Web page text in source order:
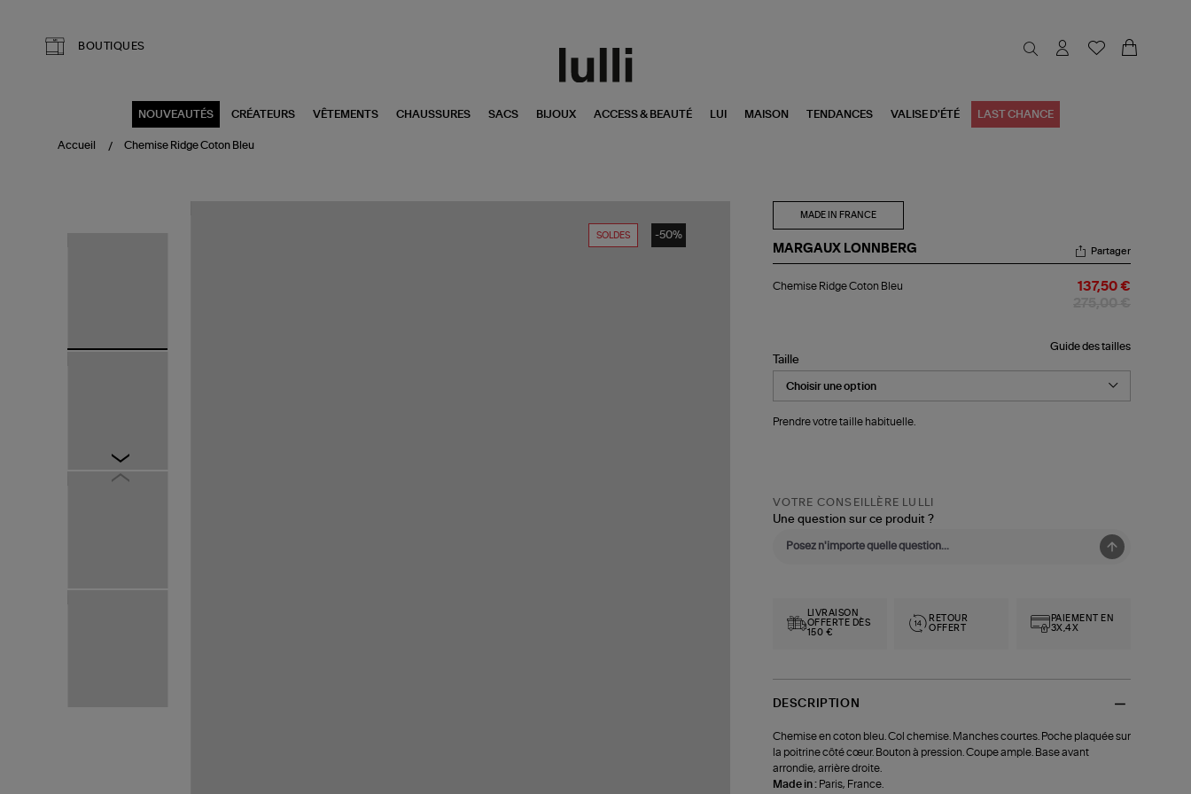
BOUTIQUES
NOUVEAUTÉS CRÉATEURS VÊTEMENTS CHAUSSURES SACS BIJOUX ACCESS & BEAUTÉ LUI MAISON TENDANCES VALISE D'ÉTÉ LAST CHANCE
Accueil Chemise Ridge Coton Bleu
SOLDES -50%
MADE IN FRANCE
MARGAUX LONNBERG
Ridge
Partager
Chemise Ridge Coton Bleu 137,50 €
Guide des tailles
Taille
Prendre votre taille habituelle.
VOTRE CONSEILLÈRE LULLI
Une question sur ce produit ?
LIVRAISON
OFFERTE DÈS
150 €
RETOUR
OFFERT
PAIEMENT EN
3X,4X
DESCRIPTION
Chemise en coton bleu. Col chemise. Manches courtes. Poche plaquée sur
la poitrine côté cœur. Bouton à pression. Coupe ample. Base avant
arrondie, arrière droite.
Made in : Paris, France.